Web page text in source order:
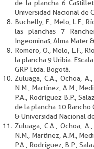
de la plancha 6
Universidad Nacional de
Buchelly, F., Melo, L.F.,
las planchas 7
Ingeominas, Alma Mater
Romero, O., Melo, L.F.,
la plancha 9 Uribia.
GRP Ltda. Bogotá.
Zuluaga, C.A., Ochoa,
N.M., Martínez, A.M.,
P.A., Rodríguez B.P.,
de la plancha 10 Rancho
& Universidad Nacional
Zuluaga, C.A., Ochoa,
N.M., Martínez, A.M.,
P.A., Rodríguez, B.P.,